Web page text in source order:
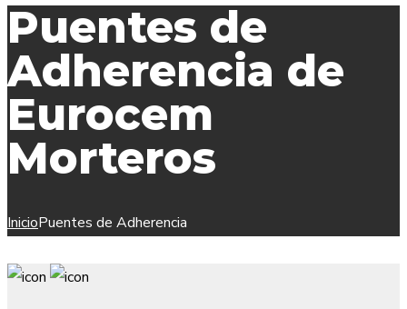
Puentes de
Adherencia de
Eurocem
Morteros
InicioPuentes de Adherencia